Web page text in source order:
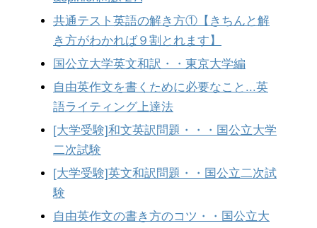
共通テスト英語の解き方①【きちんと解
き方がわかれば９割とれます】
国公立大学英文和訳・・東京大学編
自由英作文を書くために必要なこと...英
語ライティング上達法
[大学受験]和文英訳問題・・・国公立大学
二次試験
[大学受験]英文和訳問題・・国公立二次試
験
自由英作文の書き方のコツ・・国公立大